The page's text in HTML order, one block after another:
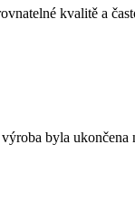
kvalitě a
byla ukončena